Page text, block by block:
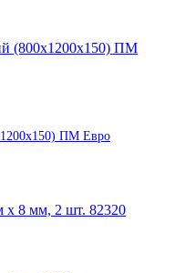
ПМ Евро